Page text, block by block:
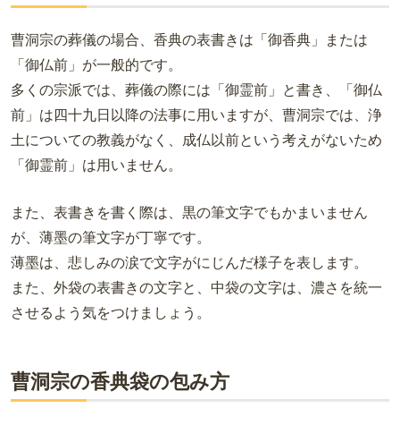
曹洞宗の葬儀の場合、香典の表書きは「御香典」または
「御仏前」が一般的です。
多くの宗派では、葬儀の際には「御霊前」と書き、「御仏
前」は四十九日以降の法事に用いますが、曹洞宗では、浄
土についての教義がなく、成仏以前という考えがないため
「御霊前」は用いません。
また、表書きを書く際は、黒の筆文字でもかまいません
が、薄墨の筆文字が丁寧です。
薄墨は、悲しみの涙で文字がにじんだ様子を表します。
また、外袋の表書きの文字と、中袋の文字は、濃さを統一
させるよう気をつけましょう。
曹洞宗の香典袋の包み方